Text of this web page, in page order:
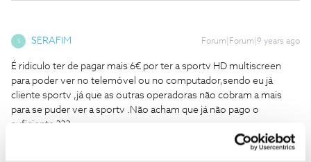
S SERAFIM Forum|Forum|9 years ago
É ridiculo ter de pagar mais 6€ por ter a sportv HD multiscreen
para poder ver no telemóvel ou no computador,sendo eu já
cliente sportv ,já que as outras operadoras não cobram a mais
para se puder ver a sportv .Não acham que já não pago o
suficiente ???